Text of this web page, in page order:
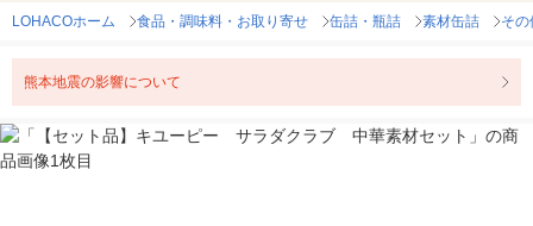
LOHACOホーム 食品・調味料・お取り寄せ 缶詰・瓶詰 素材缶詰 そ
熊本地震の影響について